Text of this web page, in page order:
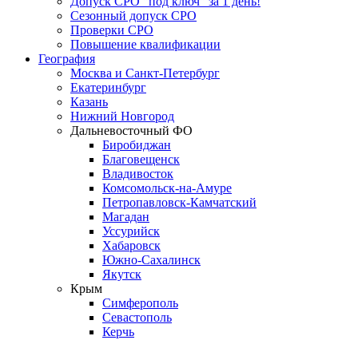
Сезонный допуск СРО
Проверки СРО
Повышение квалификации
География
Москва и Санкт-Петербург
Екатеринбург
Казань
Нижний Новгород
Дальневосточный ФО
Биробиджан
Благовещенск
Владивосток
Комсомольск-на-Амуре
Петропавловск-Камчатский
Магадан
Уссурийск
Хабаровск
Южно-Сахалинск
Якутск
Крым
Симферополь
Севастополь
Керчь